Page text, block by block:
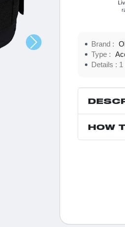
Brand :
Type :
Details :
HOW